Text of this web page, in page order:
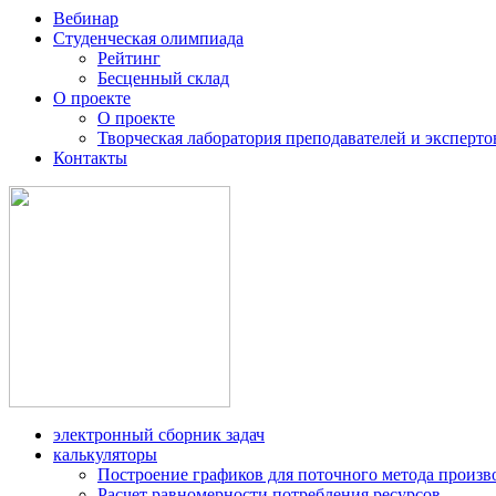
Вебинар
Студенческая олимпиада
Рейтинг
Бесценный склад
О проекте
О проекте
Творческая лаборатория преподавателей и
Контакты
электронный сборник задач
калькуляторы
Построение графиков для поточного метода